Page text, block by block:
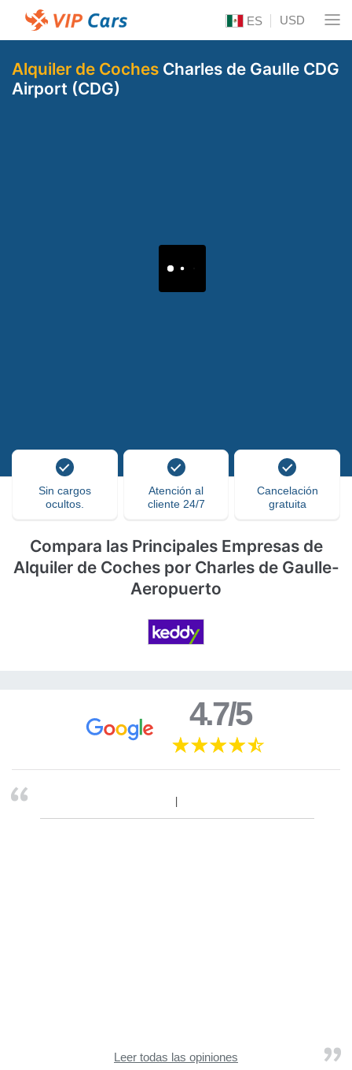
ES USD
Alquiler de Coches Charles de Gaulle CDG
Airport (CDG)
Sin cargos
ocultos.
Atención al
cliente 24/7
Cancelación
gratuita
Compara las Principales Empresas de
Alquiler de Coches por Charles de Gaulle-
Aeropuerto
4.7/5
Leer todas las opiniones